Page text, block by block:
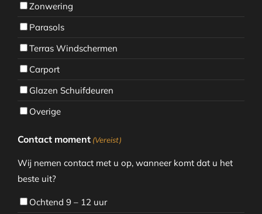
Zonwering
Parasols
Terras Windschermen
Carport
Glazen Schuifdeuren
Overige
Contact moment (Vereist)
Wij nemen contact met u op, wanneer komt dat u het
beste uit?
Ochtend 9 – 12 uur